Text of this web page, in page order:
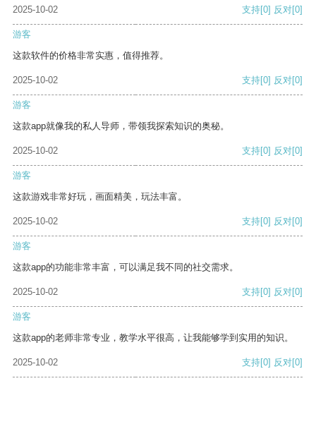
2025-10-02 支持[0] 反对[0]
游客
这款软件的价格非常实惠，值得推荐。
2025-10-02 支持[0] 反对[0]
游客
这款app就像我的私人导师，带领我探索知识的奥秘。
2025-10-02 支持[0] 反对[0]
游客
这款游戏非常好玩，画面精美，玩法丰富。
2025-10-02 支持[0] 反对[0]
游客
这款app的功能非常丰富，可以满足我不同的社交需求。
2025-10-02 支持[0] 反对[0]
游客
这款app的老师非常专业，教学水平很高，让我能够学到实用的知识。
2025-10-02 支持[0] 反对[0]